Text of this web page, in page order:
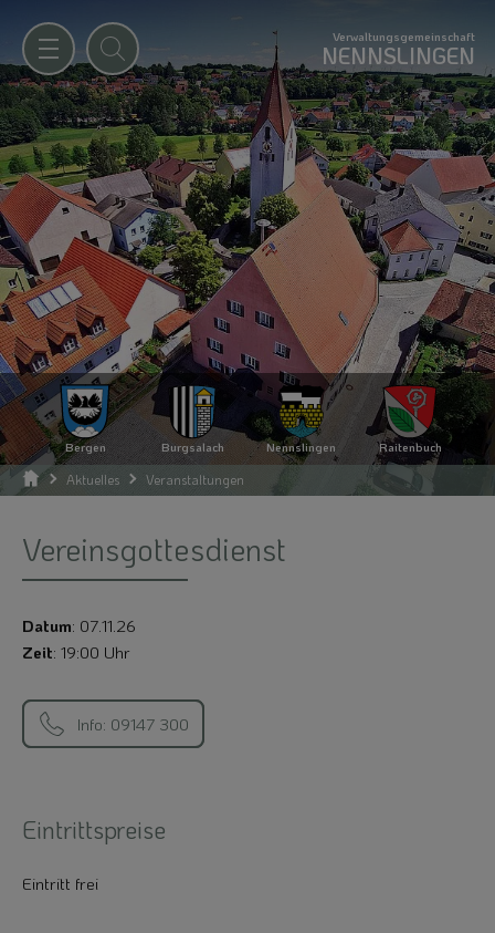
Verwaltungsgemeinschaft
NENNSLINGEN
Bergen Burgsalach Nennslingen Raitenbuch
Aktuelles Veranstaltungen
Vereinsgottesdienst
Datum: 07.11.26
Zeit: 19:00 Uhr
Info: 09147 300
Eintrittspreise
Eintritt frei